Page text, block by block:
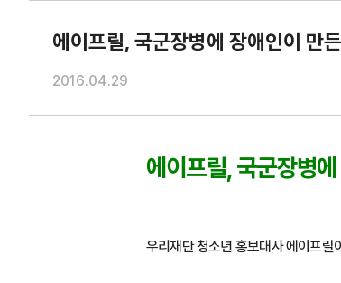
에이프릴, 국군장병에 장애인이 만
2016.04.29
에이프릴, 국군장병
우리재단 청소년 홍보대사 에이프릴